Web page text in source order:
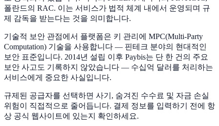
폴란드의 RAC. 이는 서비스가 법적 체계 내에서 운영되며 규
제 감독을 받는다는 것을 의미합니다.
기술적 보안 관점에서 플랫폼은 키 관리에 MPC(Multi-Party
Computation) 기술을 사용합니다 — 핀테크 분야의 현대적인
보안 표준입니다. 2014년 설립 이후 Paybis는 단 한 건의 주요
보안 사고도 기록하지 않았습니다 — 수십억 달러를 처리하는
서비스에게 중요한 사실입니다.
규제된 공급자를 선택하면 사기, 숨겨진 수수료 및 자금 손실
위험이 직접적으로 줄어듭니다. 결제 정보를 입력하기 전에 항
상 공식 웹사이트에 있는지 확인하세요.